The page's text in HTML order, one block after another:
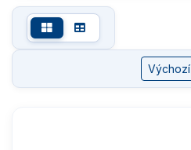
Kalibrace pipet
Komparátory hmotnostiVýchozí